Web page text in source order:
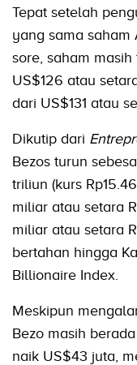
Tepat setelah
yang sama saham
sore, saham
US$126 atau
dari US$131 atau
Dikutip dari
Bezos turun
triliun (kurs
miliar atau setara
miliar atau setara
bertahan hingga
Billionaire Index.
Meskipun
Bezo masih
naik US$43 juta,